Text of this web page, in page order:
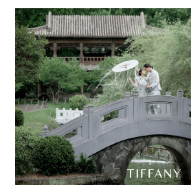
海外
撥打CONTACT
諮詢CONSULTATION
地址ADDRESS